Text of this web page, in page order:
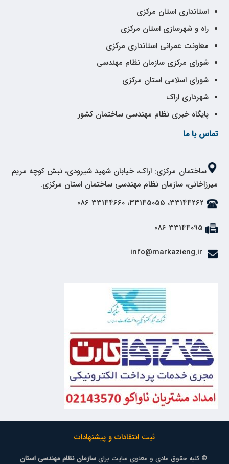
استانداری استان مرکزی
راه و شهرسازی استان مرکزی
معاونت عمرانی استانداری مرکزی
شورای مرکزی سازمان نظام مهندسی
شورای اسلامی استان مرکزی
شهرداری اراک
پایگاه خبری نظام مهندسی ساختمان کشور
تماس با ما
ساختمان مرکزی: اراک، خیابان شهید شیرودی، نبش کوچه مریم
میرزاخانی، سازمان نظام مهندسی ساختمان استان مرکزی.
33144262، 33145055، 33144660 086
33144095 086
ثبت انتقادات و پیشنهادات
© کلیه حقوق مادی و معنوی سایت برایسازمان نظام مهندسی استان